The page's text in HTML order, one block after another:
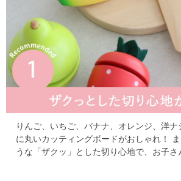
りんご、いちご、バナナ、オレンジ、洋ナ
に丸いカッティングボードがおしゃれ！
うな「ザクッ」とした切り心地で、お子さ